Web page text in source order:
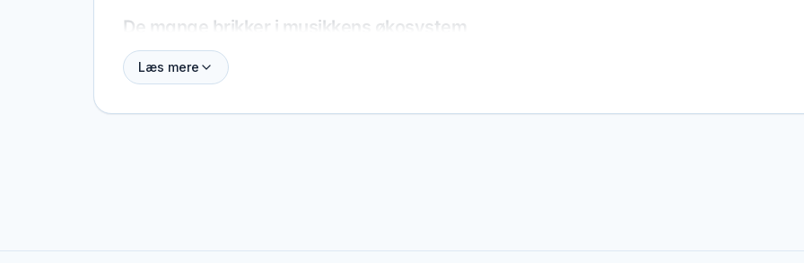
De mange brikker i musikkens økosystem
Uden dette bagland ville meget af den musik, vi kender i dag, se anderledes ud – fra den gode koncertfotograf
spillesteder til et band.
Her kan du opdage virksomheder og organisationer fra hele det danske musikliv, der på hver deres måde bakker
Læs mere